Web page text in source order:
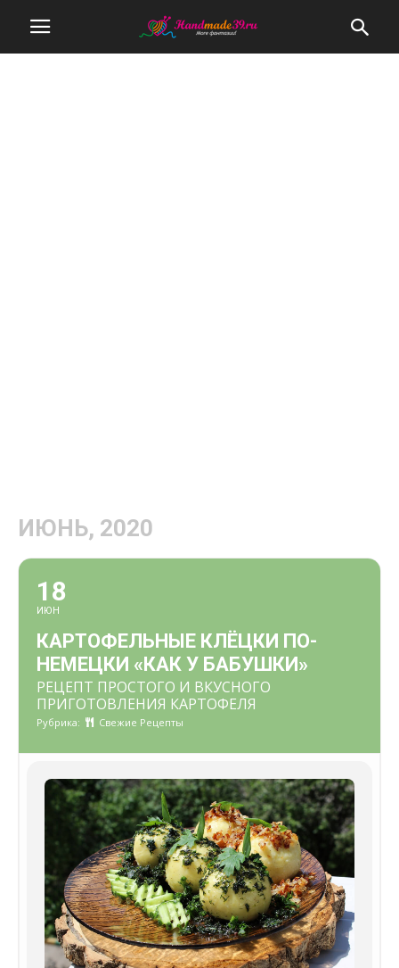
ИЮНЬ, 2020
18
ИЮН
КАРТОФЕЛЬНЫЕ КЛЁЦКИ ПО-
НЕМЕЦКИ «КАК У БАБУШКИ»
РЕЦЕПТ ПРОСТОГО И ВКУСНОГО
ПРИГОТОВЛЕНИЯ КАРТОФЕЛЯ
Рубрика: Свежие Рецепты